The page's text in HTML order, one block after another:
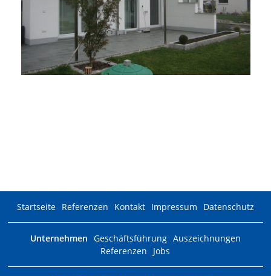
Startseite Referenzen Kontakt Impressum Datenschutz
Unternehmen Geschäftsführung Auszeichnungen
Referenzen
Jobs